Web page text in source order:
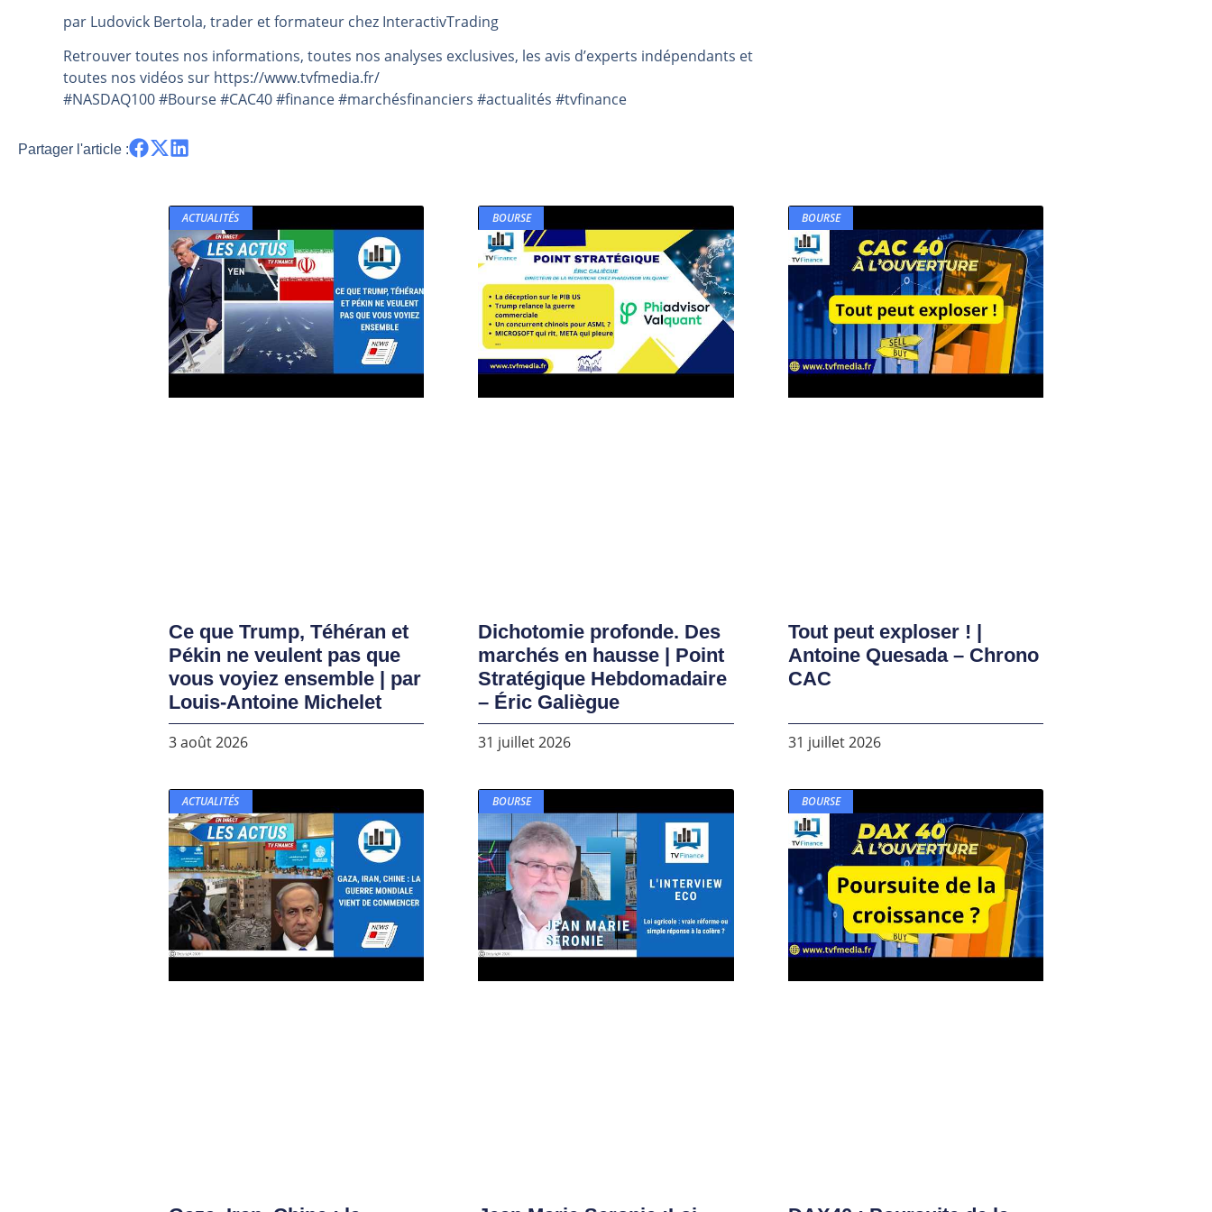
Les investisseurs y croient toujours | Point Stratégique Hebdomadaire – Éric Galiègue
Une inertie haussière qui ralentit | Antoine Quesada – Chrono CAC
Pourquoi le monde entier vacille en même temps cette semaine ? | par Louis-Antoine Michelet
WTI : Explosion mais réserves au plus bas | Denis Desclos – Market Movers
par Ludovick Bertola, trader et formateur chez InteractivTrading
Retrouver toutes nos informations, toutes nos analyses exclusives, les avis d’experts indépendants et
toutes nos vidéos sur https://www.tvfmedia.fr/​​​​​​​​​​​
#NASDAQ100 #Bourse #CAC40 #finance #marchésfinanciers #actualités #tvfinance
Partager l'article :
ACTUALITÉS
Ce que Trump, Téhéran et
Pékin ne veulent pas que
vous voyiez ensemble | par
Louis-Antoine Michelet
3 août 2026
BOURSE
Dichotomie profonde. Des
marchés en hausse | Point
Stratégique Hebdomadaire
– Éric Galiègue
31 juillet 2026
BOURSE
Tout peut exploser ! |
Antoine Quesada – Chrono
CAC
31 juillet 2026
ACTUALITÉS BOURSE BOURSE